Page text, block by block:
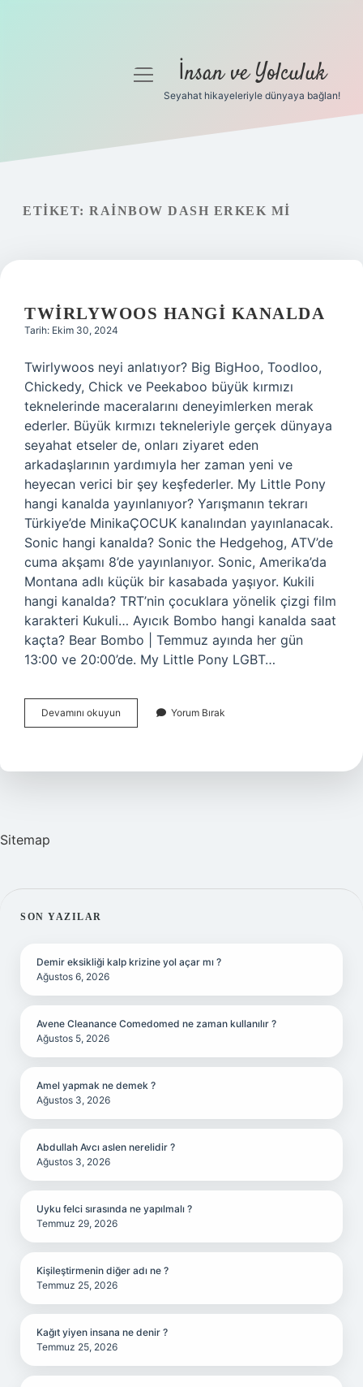
Gizlilik Politikası
menüyü İnsan ve Yolculuk
Seyahat hikayeleriyle dünyaya bağlan!
ETIKET: RAINBOW DASH ERKEK MI
TWIRLYWOOS HANGI KANALDA
Tarih: Ekim 30, 2024
Twirlywoos neyi anlatıyor? Big BigHoo, Toodloo,
Chickedy, Chick ve Peekaboo büyük kırmızı
teknelerinde maceralarını deneyimlerken merak
ederler. Büyük kırmızı tekneleriyle gerçek dünyaya
seyahat etseler de, onları ziyaret eden
arkadaşlarının yardımıyla her zaman yeni ve
heyecan verici bir şey keşfederler. My Little Pony
hangi kanalda yayınlanıyor? Yarışmanın tekrarı
Türkiye’de MinikaÇOCUK kanalından yayınlanacak.
Sonic hangi kanalda? Sonic the Hedgehog, ATV’de
cuma akşamı 8’de yayınlanıyor. Sonic, Amerika’da
Montana adlı küçük bir kasabada yaşıyor. Kukili
hangi kanalda? TRT’nin çocuklara yönelik çizgi film
karakteri Kukuli… Ayıcık Bombo hangi kanalda saat
kaçta? Bear Bombo | Temmuz ayında her gün
13:00 ve 20:00’de. My Little Pony LGBT…
Devamını okuyun Twirlywoos
Hangi
Yorum Bırak
Sitemap
SIDEBAR
SON YAZILAR
Demir eksikliği kalp krizine yol açar mı ?
Ağustos 6, 2026
Avene Cleanance Comedomed ne zaman kullanılır ?
Ağustos 5, 2026
Amel yapmak ne demek ?
Ağustos 3, 2026
Abdullah Avcı aslen nerelidir ?
Ağustos 3, 2026
Uyku felci sırasında ne yapılmalı ?
Temmuz 29, 2026
Kişileştirmenin diğer adı ne ?
Temmuz 25, 2026
Kağıt yiyen insana ne denir ?
Temmuz 25, 2026